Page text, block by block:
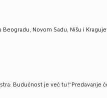
Novom Sadu, Nišu i
Budućnost je već tu!“Predavanje